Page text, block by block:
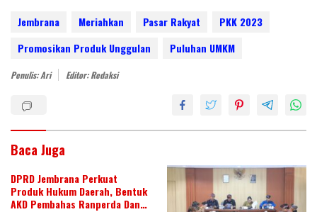
itt
er e
dI
e
b
o
at
s
ar
e
Jembrana Meriahkan Pasar Rakyat
PKK 2023
Promosikan Produk Unggulan
Puluhan UMKM
Penulis: Ari Editor: Redaksi
Baca Juga
DPRD Jembrana Perkuat
Produk Hukum Daerah, Bentuk
AKD Pembahas Ranperda Dan